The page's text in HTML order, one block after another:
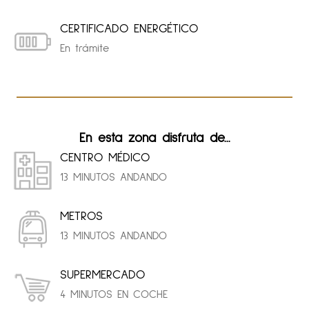
CERTIFICADO ENERGÉTICO
En trámite
En esta zona disfruta de...
CENTRO MÉDICO
13 MINUTOS ANDANDO
METROS
13 MINUTOS ANDANDO
SUPERMERCADO
4 MINUTOS EN COCHE